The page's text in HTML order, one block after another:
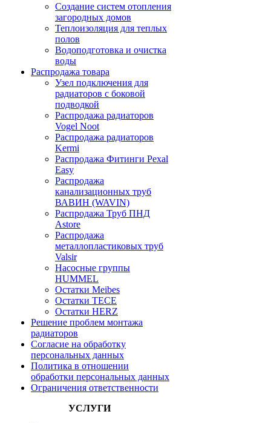
Создание систем отопления
загородных домов
Теплоизоляция для теплых
полов
Водоподготовка и очистка
воды
Распродажа товара
Узел подключения для
радиаторов с боковой
подводкой
Распродажа радиаторов
Vogel Noot
Распродажа радиаторов
Kermi
Распродажа Фитинги Pexal
Easy
Распродажа
канализационных труб
ВАВИН (WAVIN)
Распродажа Труб ПНД
Astore
Распродажа
металлопластиковых труб
Valsir
Насосные группы
HUMMEL
Остатки Meibes
Остатки ТЕСЕ
Остатки HERZ
Решение проблем монтажа
радиаторов
Согласие на обработку
персональных данных
Политика в отношении
обработки персональных данных
Ограничения ответственности
УСЛУГИ